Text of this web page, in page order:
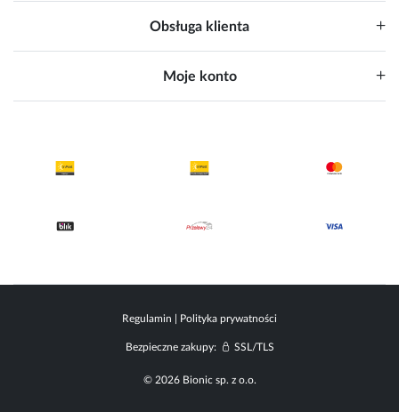
Obsługa klienta
Moje konto
Regulamin Polityka prywatności
Bezpieczne zakupy: SSL/TLS
© 2026 Bionic sp. z o.o.